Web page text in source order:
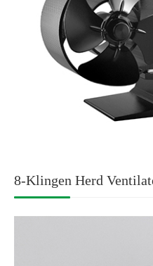
8-Klingen Herd